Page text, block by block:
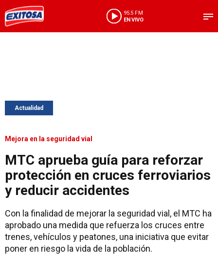
95.5 FM
EN VIVO
Actualidad
Mejora en la seguridad vial
MTC aprueba guía para reforzar
protección en cruces ferroviarios
y reducir accidentes
Con la finalidad de mejorar la seguridad vial, el MTC ha
aprobado una medida que refuerza los cruces entre
trenes, vehículos y peatones, una iniciativa que evitar
poner en riesgo la vida de la población.